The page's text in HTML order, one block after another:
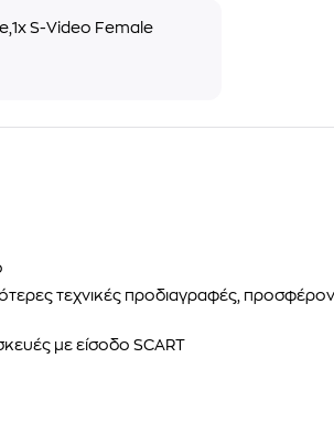
S-Video Female
τεχνικές προδιαγραφές,
με είσοδο SCART